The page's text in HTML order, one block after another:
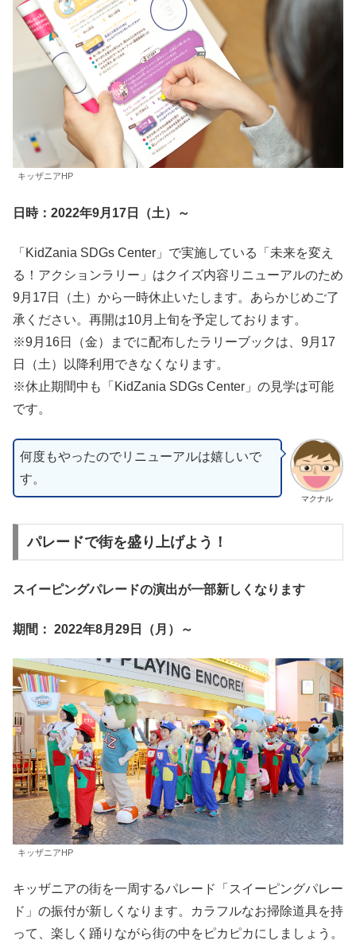
キッザニアHP
日時：2022年9月17日（土）～
「KidZania SDGs Center」で実施している「未来を変え
る！アクションラリー」はクイズ内容リニューアルのため
9月17日（土）から一時休止いたします。あらかじめご了
承ください。再開は10月上旬を予定しております。
※9月16日（金）までに配布したラリーブックは、9月17
日（土）以降利用できなくなります。
※休止期間中も「KidZania SDGs Center」の見学は可能
です。
マクナル
何度もやったのでリニューアルは嬉しいで
す。
パレードで街を盛り上げよう！
スイーピングパレードの演出が一部新しくなります
期間： 2022年8月29日（月）～
キッザニアHP
キッザニアの街を一周するパレード「スイーピングパレー
ド」の振付が新しくなります。カラフルなお掃除道具を持
って、楽しく踊りながら街の中をピカピカにしましょう。